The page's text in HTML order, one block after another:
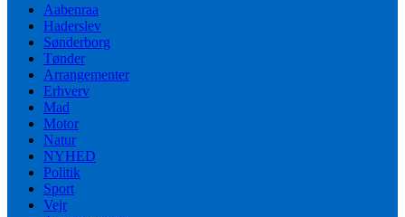
Aabenraa
Haderslev
Sønderborg
Tønder
Arrangementer
Erhverv
Mad
Motor
Natur
NYHED
Politik
Sport
Vejr